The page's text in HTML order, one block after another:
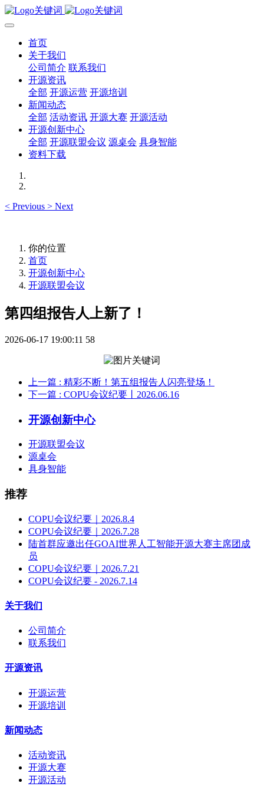
首页
关于我们
公司简介 联系我们
开源资讯
全部 开源运营 开源培训
新闻动态
全部 活动资讯 开源大赛 开源活动
开源创新中心
全部 开源联盟会议 源桌会 具身智能
资料下载
< Previous > Next
你的位置
首页
开源创新中心
开源联盟会议
第四组报告人上新了！
2026-06-17 19:00:11 58
上一篇 : 精彩不断！第五组报告人闪亮登场！
下一篇 : COPU会议纪要丨2026.06.16
开源创新中心
开源联盟会议
源桌会
具身智能
推荐
COPU会议纪要｜2026.8.4
COPU会议纪要｜2026.7.28
陆首群应邀出任GOAI世界人工智能开源大赛主席团成
员
COPU会议纪要｜2026.7.21
COPU会议纪要 - 2026.7.14
关于我们
公司简介
联系我们
开源资讯
开源运营
开源培训
新闻动态
活动资讯
开源大赛
开源活动